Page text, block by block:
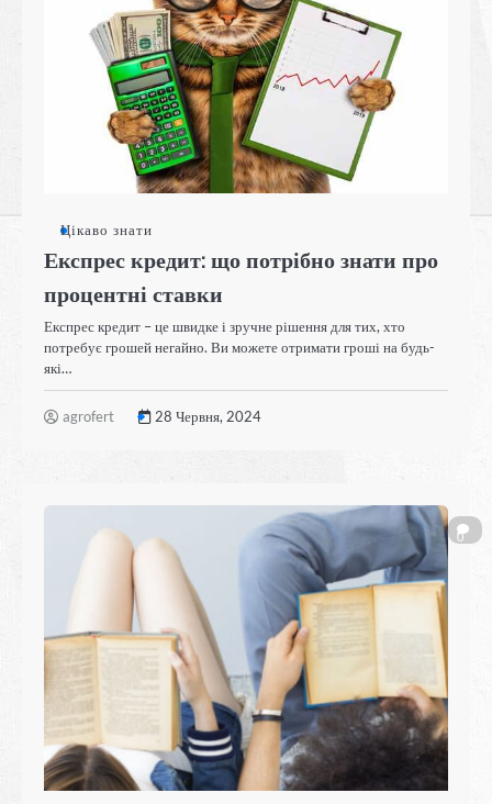
Цікаво знати
Експрес кредит: що потрібно знати про
процентні ставки
Експрес кредит – це швидке і зручне рішення для тих, хто
потребує грошей негайно. Ви можете отримати гроші на будь-
які…
agrofert 28 Червня, 2024
0